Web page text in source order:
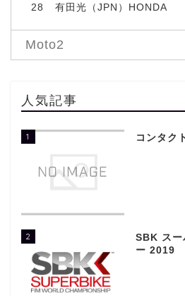
28 有田光（JPN）HONDA
Moto2
人気記事
1 コンタク
2
SBK スー
ー 2019